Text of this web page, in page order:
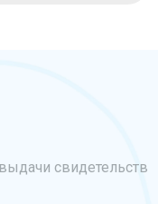
свидетельств